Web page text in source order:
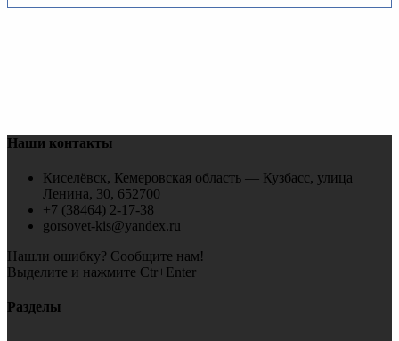
Наши контакты
Киселёвск, Кемеровская область — Кузбасс, улица
Ленина, 30, 652700
+7 (38464) 2-17-38
gorsovet-kis@yandex.ru
Нашли ошибку? Сообщите нам!
Выделите и нажмите Ctr+Enter
Разделы